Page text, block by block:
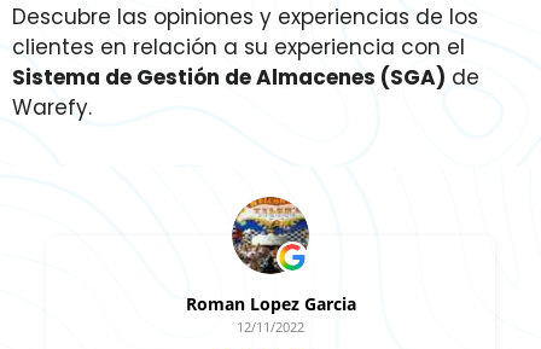
Descubre las opiniones y experiencias de los
clientes en relación a su experiencia con el
Sistema de Gestión de Almacenes (SGA) de
Warefy.
Roman Lopez Garcia
12/11/2022